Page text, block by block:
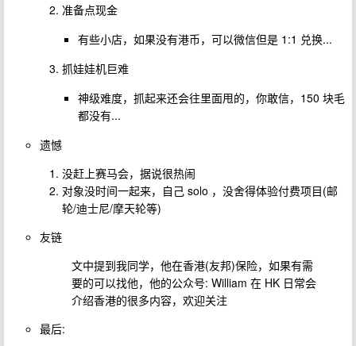
准备点现金
有些小店，如果没有港币，可以微信但是 1:1 兑换...
抓娃娃机巨难
神级难度，抓起来还会往里面甩的，你敢信，150 块毛
都没有...
遗憾
没赶上赛马会，据说很热闹
对象没时间一起来，自己 solo ，没舍得体验付费项目(邮
轮/迪士尼/摩天轮等)
友链
文中提到我同学，他在香港(友邦)保险，如果有需
要的可以找他，他的公众号: William 在 HK 日常会
介绍香港的很多内容，欢迎关注
最后: